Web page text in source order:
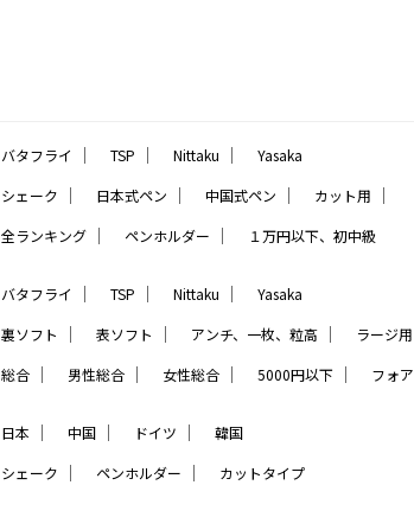
バタフライ ｜ TSP ｜ Nittaku ｜ Yasaka
シェーク ｜ 日本式ペン ｜ 中国式ペン ｜ カット用 ｜
全ランキング ｜ ペンホルダー ｜ １万円以下、初中級
バタフライ ｜ TSP ｜ Nittaku ｜ Yasaka
裏ソフト ｜ 表ソフト ｜ アンチ、一枚、粒高 ｜ ラージ用
総合 ｜ 男性総合 ｜ 女性総合 ｜ 5000円以下 ｜ フォア
日本 ｜ 中国 ｜ ドイツ ｜ 韓国
シェーク ｜ ペンホルダー ｜ カットタイプ